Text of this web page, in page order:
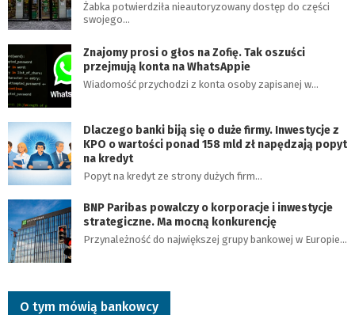
Żabka potwierdziła nieautoryzowany dostęp do części
swojego…
Znajomy prosi o głos na Zofię. Tak oszuści
przejmują konta na WhatsAppie
Wiadomość przychodzi z konta osoby zapisanej w…
Dlaczego banki biją się o duże firmy. Inwestycje z
KPO o wartości ponad 158 mld zł napędzają popyt
na kredyt
Popyt na kredyt ze strony dużych firm…
BNP Paribas powalczy o korporacje i inwestycje
strategiczne. Ma mocną konkurencję
Przynależność do największej grupy bankowej w Europie…
O tym mówią bankowcy